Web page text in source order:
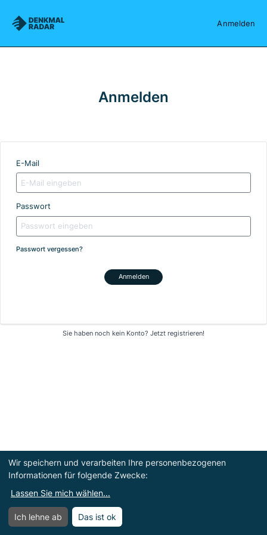
Denkmalradar Anmelden
Menü öffnen
Anmelden
E-Mail
Passwort
Passwort vergessen?
Anmelden
Sie haben noch kein Konto? Jetzt registrieren!
Wir speichern und verarbeiten Ihre personenbezogenen
Informationen für folgende Zwecke:
Lassen Sie mich wählen...
Ich lehne ab Das ist ok